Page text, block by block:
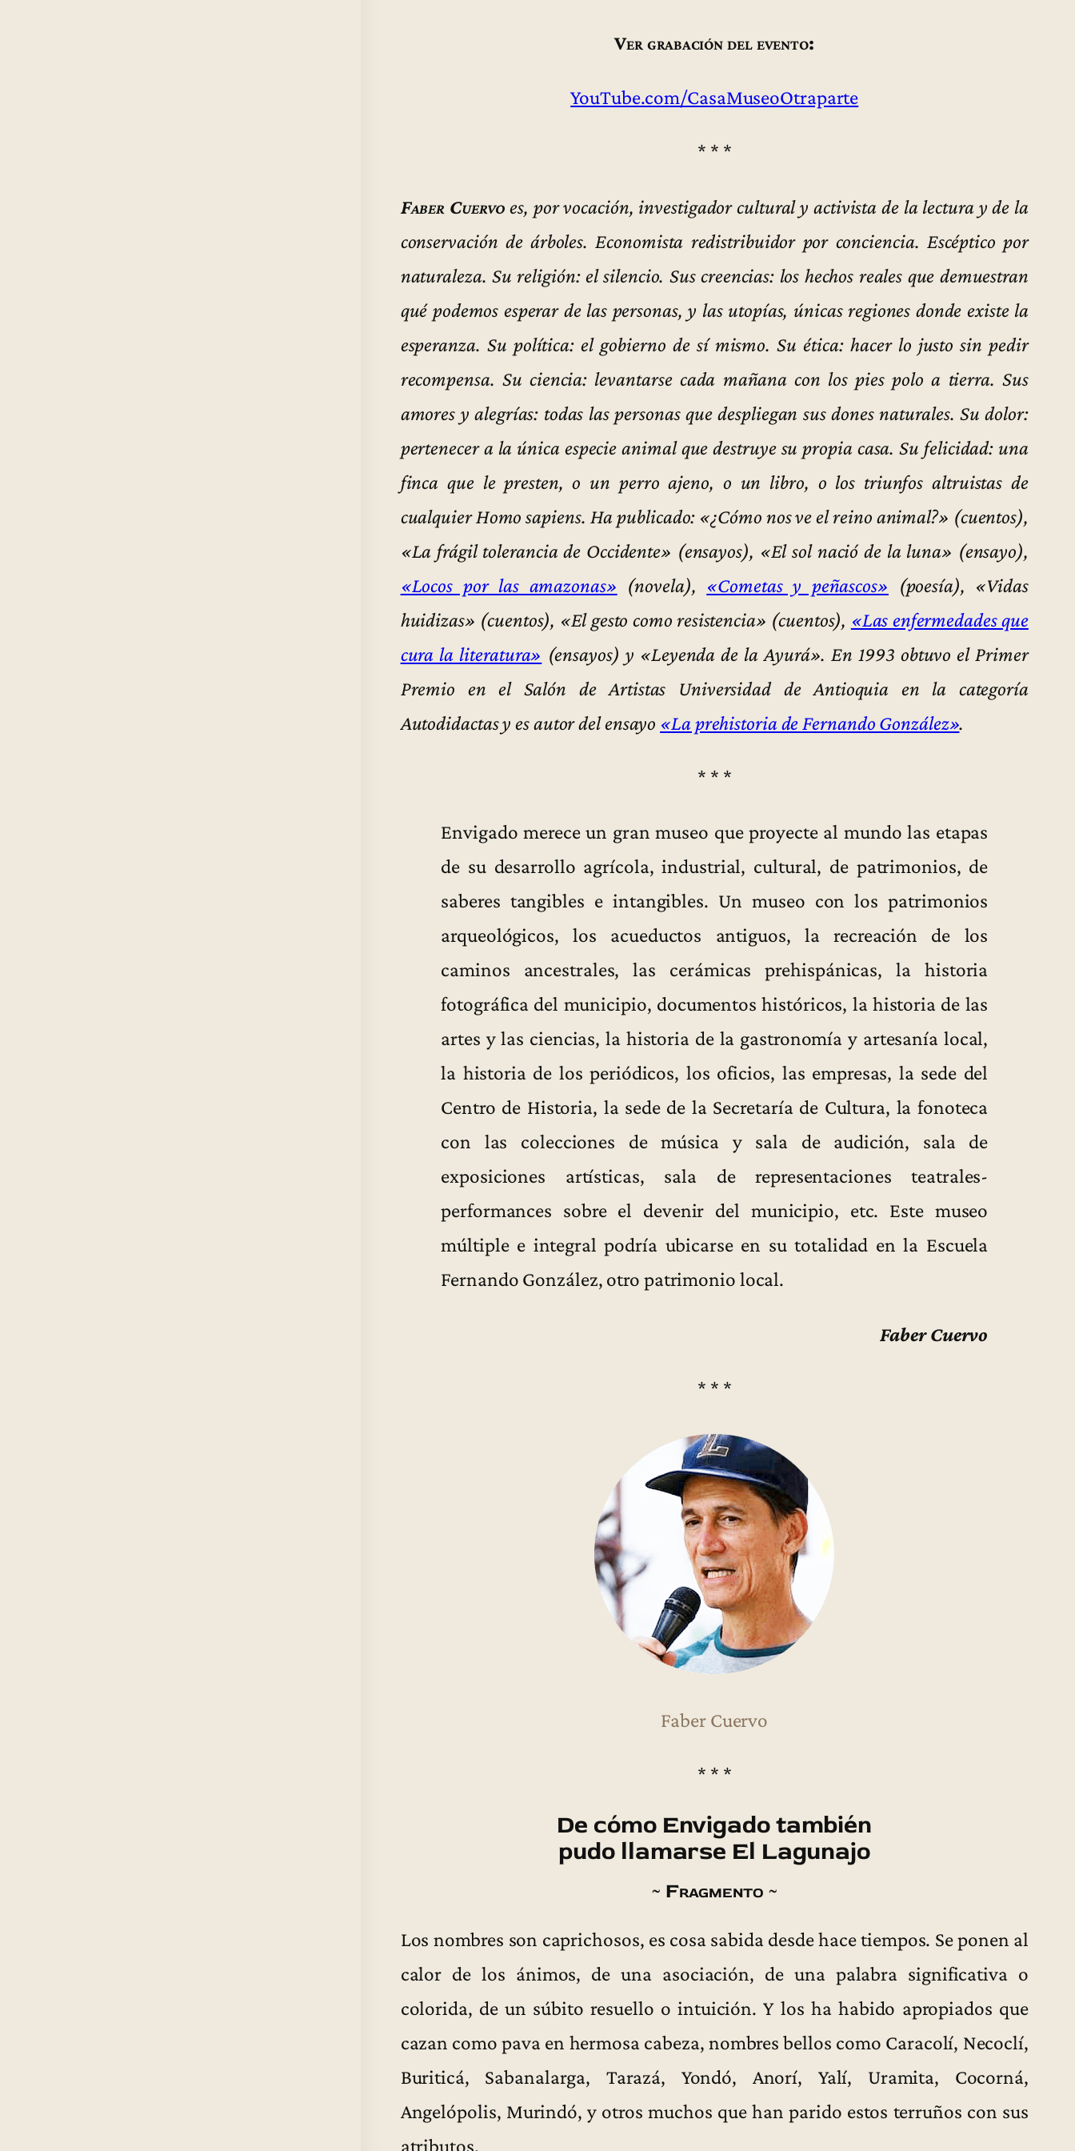
Ver grabación del evento:
YouTube.com/CasaMuseoOtraparte
* * *
Faber Cuervo es, por vocación, investigador cultural y activista de la lectura y de la
conservación de árboles. Economista redistribuidor por conciencia. Escéptico por
naturaleza. Su religión: el silencio. Sus creencias: los hechos reales que demuestran
qué podemos esperar de las personas, y las utopías, únicas regiones donde existe la
esperanza. Su política: el gobierno de sí mismo. Su ética: hacer lo justo sin pedir
recompensa. Su ciencia: levantarse cada mañana con los pies polo a tierra. Sus
amores y alegrías: todas las personas que despliegan sus dones naturales. Su dolor:
pertenecer a la única especie animal que destruye su propia casa. Su felicidad: una
finca que le presten, o un perro ajeno, o un libro, o los triunfos altruistas de
cualquier Homo sapiens. Ha publicado: «¿Cómo nos ve el reino animal?» (cuentos),
«La frágil tolerancia de Occidente» (ensayos), «El sol nació de la luna» (ensayo),
«Locos por las amazonas» (novela), «Cometas y peñascos» (poesía), «Vidas
huidizas» (cuentos), «El gesto como resistencia» (cuentos), «Las enfermedades que
cura la literatura» (ensayos) y «Leyenda de la Ayurá». En 1993 obtuvo el Primer
Premio en el Salón de Artistas Universidad de Antioquia en la categoría
Autodidactas y es autor del ensayo «La prehistoria de Fernando González».
* * *
Envigado merece un gran museo que proyecte al mundo las etapas
de su desarrollo agrícola, industrial, cultural, de patrimonios, de
saberes tangibles e intangibles. Un museo con los patrimonios
arqueológicos, los acueductos antiguos, la recreación de los
caminos ancestrales, las cerámicas prehispánicas, la historia
fotográfica del municipio, documentos históricos, la historia de las
artes y las ciencias, la historia de la gastronomía y artesanía local,
la historia de los periódicos, los oficios, las empresas, la sede del
Centro de Historia, la sede de la Secretaría de Cultura, la fonoteca
con las colecciones de música y sala de audición, sala de
exposiciones artísticas, sala de representaciones teatrales-
performances sobre el devenir del municipio, etc. Este museo
múltiple e integral podría ubicarse en su totalidad en la Escuela
Fernando González, otro patrimonio local.
Faber Cuervo
* * *
Faber Cuervo
* * *
De cómo Envigado también
pudo llamarse El Lagunajo
~ Fragmento ~
Los nombres son caprichosos, es cosa sabida desde hace tiempos. Se ponen al
calor de los ánimos, de una asociación, de una palabra significativa o
colorida, de un súbito resuello o intuición. Y los ha habido apropiados que
cazan como pava en hermosa cabeza, nombres bellos como Caracolí, Necoclí,
Buriticá, Sabanalarga, Tarazá, Yondó, Anorí, Yalí, Uramita, Cocorná,
Angelópolis, Murindó, y otros muchos que han parido estos terruños con sus
atributos.